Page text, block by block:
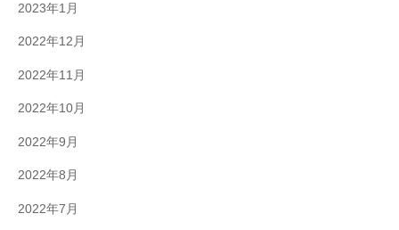
2023年1月
2022年12月
2022年11月
2022年10月
2022年9月
2022年8月
2022年7月